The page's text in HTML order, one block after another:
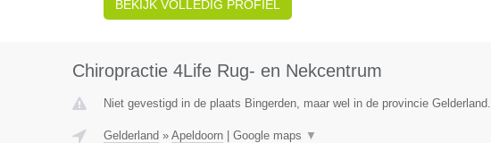
BEKIJK VOLLEDIG PROFIEL
Chiropractie 4Life Rug- en Nekcentrum
Niet gevestigd in de plaats Bingerden, maar wel in de provincie Gelderland.
Gelderland » Apeldoorn| Google maps ▼